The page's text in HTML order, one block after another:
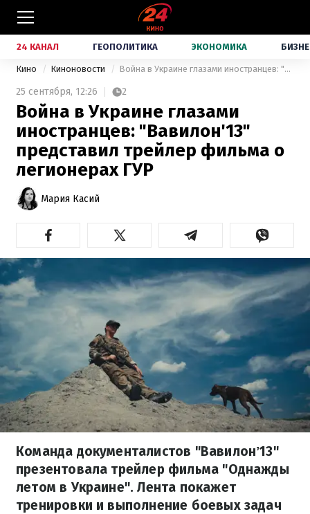
24 КАНАЛ ГЕОПОЛИТИКА ЭКОНОМИКА
Кино Киноновости Война в Украине глазами иностранцев: "Вавилон'13" представил трейлер фильма о легионерах ГУР
25 сентября, 12:26 2
Война в Украине глазами
иностранцев: "Вавилон'13"
представил трейлер фильма о
легионерах ГУР
Мария Касий
Команда документалистов "Вавилонʼ13"
презентовала трейлер фильма "Однажды
летом в Украине". Лента покажет
тренировки и выполнение боевых задач